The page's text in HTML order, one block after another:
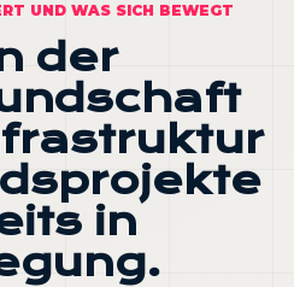
UND WAS SICH BEWEGT
der
in